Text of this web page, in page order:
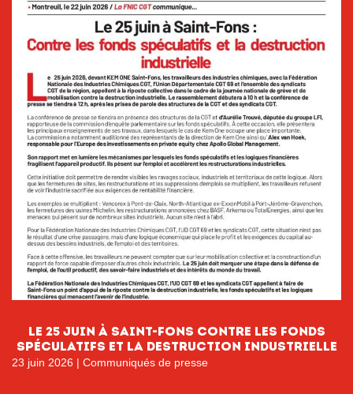
le 25 juin à Saint-Fons contre les fonds
spéculatifs et la destruction industrielle
23 juin 2026 | Communiqués de presse